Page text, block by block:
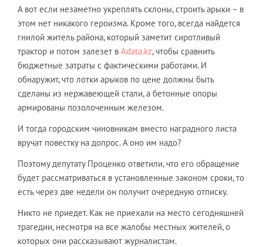
А вот если незаметно укреплять склоны, строить арыки – в
этом нет никакого героизма. Кроме того, всегда найдется
гнилой житель района, который заметит сиротливый
трактор и потом залезет в Adata.kz, чтобы сравнить
бюджетные затраты с фактическими работами. И
обнаружит, что лотки арыков по цене должны быть
сделаны из нержавеющей стали, а бетонные опоры
армированы позолоченным железом.
И тогда городским чиновникам вместо наградного листа
вручат повестку на допрос. А оно им надо?
Поэтому депутату Проценко ответили, что его обращение
будет рассматриваться в установленные законом сроки, то
есть через две недели он получит очередную отписку.
Никто не приедет. Как не приехали на место сегодняшней
трагедии, несмотря на все жалобы местных жителей, о
которых они рассказывают журналистам.